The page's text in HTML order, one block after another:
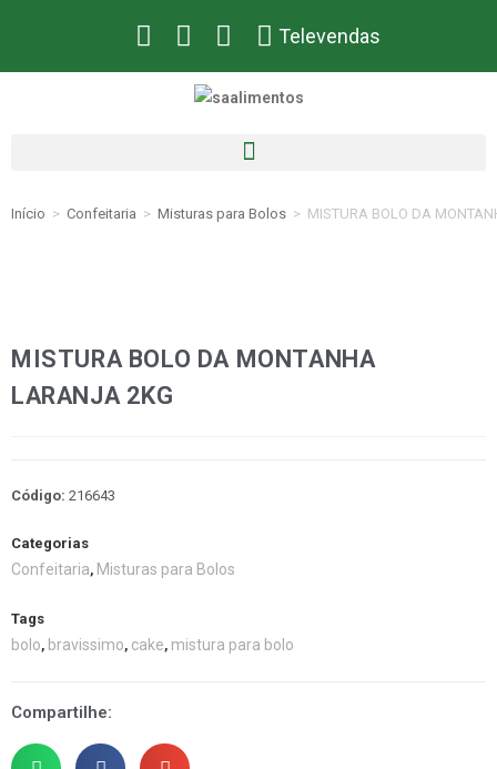
Televendas
Início > Confeitaria > Misturas para Bolos > MISTURA BOLO DA
MISTURA BOLO DA MONTANHA
LARANJA 2KG
Código: 216643
Categorias
Confeitaria, Misturas para Bolos
Tags
bolo, bravissimo, cake, mistura para bolo
Compartilhe: